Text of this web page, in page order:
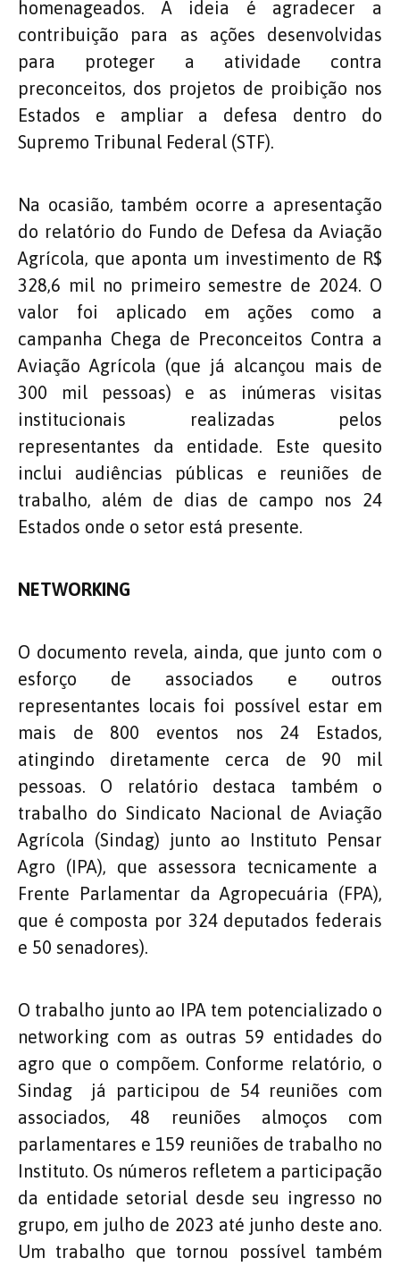
homenageados. A ideia é agradecer a
contribuição para as ações desenvolvidas
para proteger a atividade contra
preconceitos, dos projetos de proibição nos
Estados e ampliar a defesa dentro do
Supremo Tribunal Federal (STF).
Na ocasião, também ocorre a apresentação
do relatório do Fundo de Defesa da Aviação
Agrícola, que aponta um investimento de R$
328,6 mil no primeiro semestre de 2024. O
valor foi aplicado em ações como a
campanha Chega de Preconceitos Contra a
Aviação Agrícola (que já alcançou mais de
300 mil pessoas) e as inúmeras visitas
institucionais realizadas pelos
representantes da entidade. Este quesito
inclui audiências públicas e reuniões de
trabalho, além de dias de campo nos 24
Estados onde o setor está presente.
NETWORKING
O documento revela, ainda, que junto com o
esforço de associados e outros
representantes locais foi possível estar em
mais de 800 eventos nos 24 Estados,
atingindo diretamente cerca de 90 mil
pessoas. O relatório destaca também o
trabalho do Sindicato Nacional de Aviação
Agrícola (Sindag) junto ao Instituto Pensar
Agro (IPA), que assessora tecnicamente a
Frente Parlamentar da Agropecuária (FPA),
que é composta por 324 deputados federais
e 50 senadores).
O trabalho junto ao IPA tem potencializado o
networking com as outras 59 entidades do
agro que o compõem. Conforme relatório, o
Sindag já participou de 54 reuniões com
associados, 48 reuniões almoços com
parlamentares e 159 reuniões de trabalho no
Instituto. Os números refletem a participação
da entidade setorial desde seu ingresso no
grupo, em julho de 2023 até junho deste ano.
Um trabalho que tornou possível também